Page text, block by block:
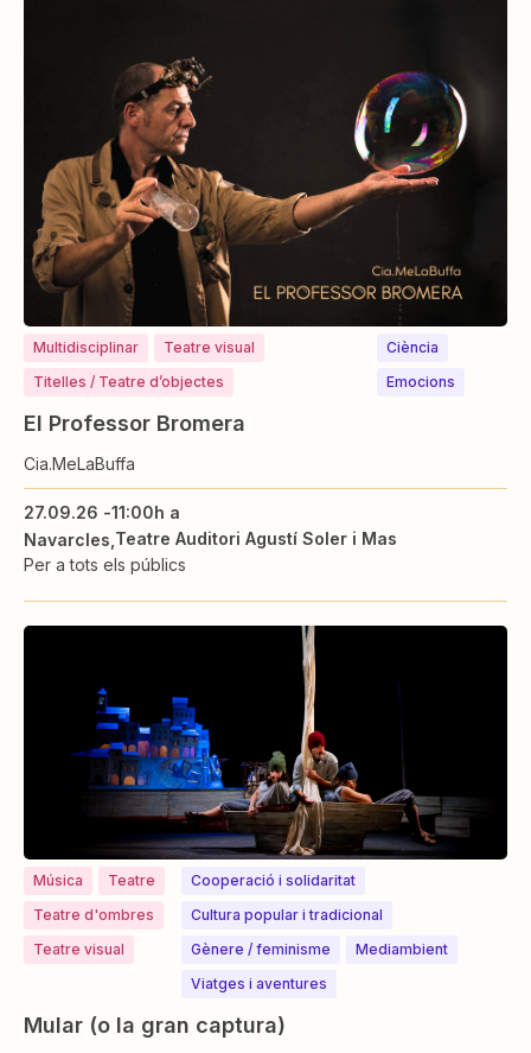
Multidisciplinar
Teatre visual
Titelles / Teatre d’objectes
Ciència
Emocions
El Professor Bromera
Cia.MeLaBuffa
27.09.26 -11:00h a
Navarcles Teatre Auditori Agustí Soler i Mas
Per a tots els públics
Música
Teatre
Teatre d'ombres
Teatre visual
Cooperació i solidaritat
Cultura popular i tradicional
⁠⁠Gènere / feminisme
Mediambient
Viatges i aventures
Mular (o la gran captura)